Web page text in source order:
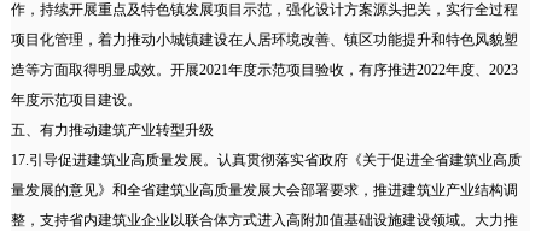
作，持续开展重点及特色镇发展项目示范，强化设计方案源头把关，实行全过程
项目化管理，着力推动小城镇建设在人居环境改善、镇区功能提升和特色风貌塑
造等方面取得明显成效。开展2021年度示范项目验收，有序推进2022年度、2023
年度示范项目建设。
五、有力推动建筑产业转型升级
17.引导促进建筑业高质量发展。认真贯彻落实省政府《关于促进全省建筑业高质
量发展的意见》和全省建筑业高质量发展大会部署要求，推进建筑业产业结构调
整，支持省内建筑业企业以联合体方式进入高附加值基础设施建设领域。大力推